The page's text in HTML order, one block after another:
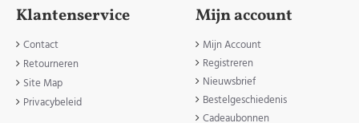
Klantenservice
Contact
Retourneren
Site Map
Privacybeleid
Mijn account
Mijn Account
Registreren
Nieuwsbrief
Bestelgeschiedenis
Cadeaubonnen